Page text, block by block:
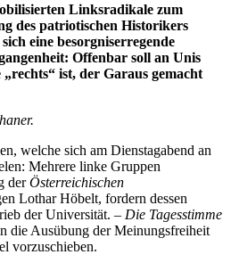
Linksradikale zum
des patriotischen Historikers
eine besorgniserregende
Offenbar soll an Unis
ist, der Garaus gemacht
welche sich am Dienstagabend an
Mehrere linke Gruppen
derÖsterreichischen
Lothar Höbelt, fordern dessen
der Universität. – Die Tagesstimme
die Ausübung der Meinungsfreiheit
vorzuschieben.